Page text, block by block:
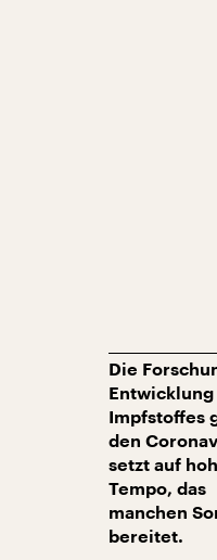
Die
Impfstoffes
den
setzt auf
Tempo, das
manchen
bereitet.